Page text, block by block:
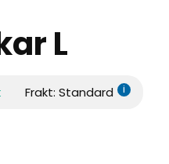
L
Frakt: Standard i